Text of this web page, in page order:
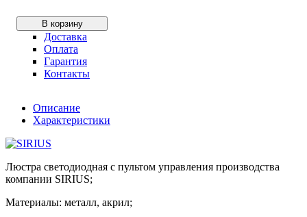
В корзину
Доставка
Оплата
Гарантия
Контакты
Описание
Характеристики
Люстра светодиодная с пультом управления производства
компании SIRIUS;
Материалы: металл, акрил;